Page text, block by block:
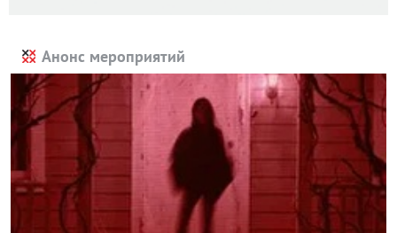
Анонс мероприятий